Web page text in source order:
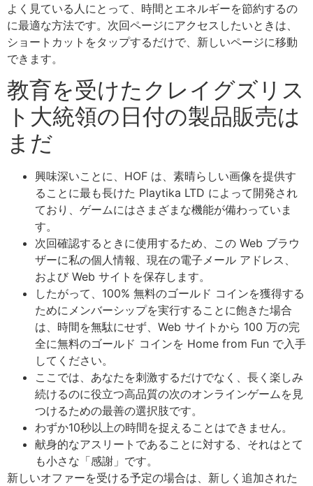
よく見ている人にとって、時間とエネルギーを節約するの
に最適な方法です。次回ページにアクセスしたいときは、
ショートカットをタップするだけで、新しいページに移動
できます。
教育を受けたクレイグズリス
ト大統領の日付の製品販売は
まだ
興味深いことに、HOF は、素晴らしい画像を提供す
ることに最も長けた Playtika LTD によって開発され
ており、ゲームにはさまざまな機能が備わっていま
す。
次回確認するときに使用するため、この Web ブラウ
ザーに私の個人情報、現在の電子メール アドレス、
および Web サイトを保存します。
したがって、100% 無料のゴールド コインを獲得する
ためにメンバーシップを実行することに飽きた場合
は、時間を無駄にせず、Web サイトから 100 万の完
全に無料のゴールド コインを Home from Fun で入手
してください。
ここでは、あなたを刺激するだけでなく、長く楽しみ
続けるのに役立つ高品質の次のオンラインゲームを見
つけるための最善の選択肢です。
わずか10秒以上の時間を捉えることはできません。
献身的なアスリートであることに対する、それはとて
も小さな「感謝」です。
新しいオファーを受ける予定の場合は、新しく追加された